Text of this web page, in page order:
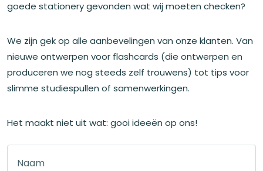
goede stationery gevonden wat wij moeten checken?
We zijn gek op alle aanbevelingen van onze klanten. Van
nieuwe ontwerpen voor flashcards (die ontwerpen en
produceren we nog steeds zelf trouwens) tot tips voor
slimme studiespullen of samenwerkingen.
Het maakt niet uit wat: gooi ideeën op ons!
Naam